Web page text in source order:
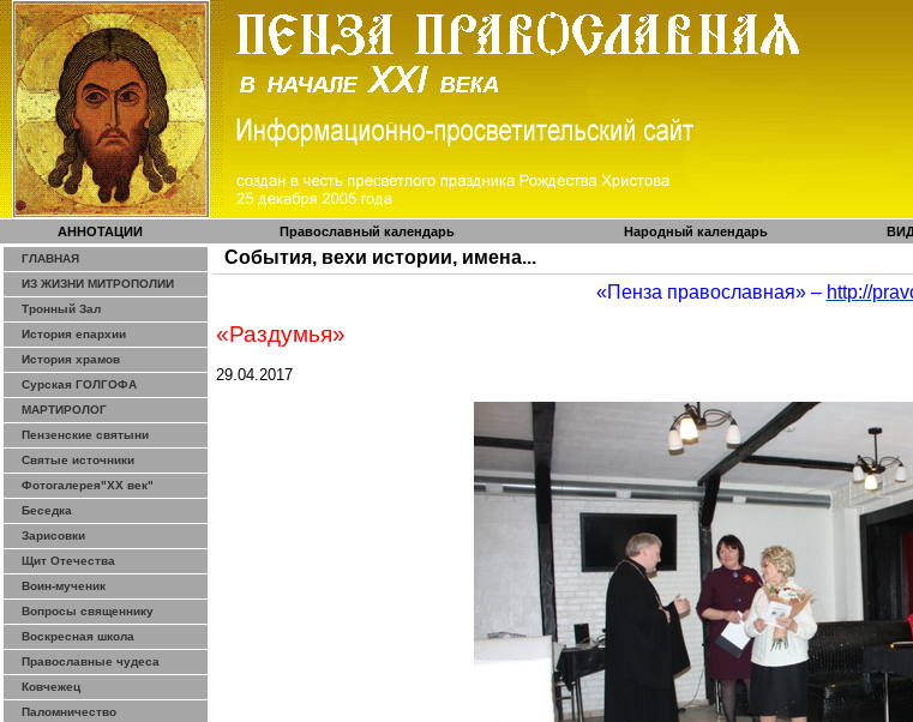
АННОТАЦИИ Православный календарь Народный календарь
ГЛАВНАЯ
ИЗ ЖИЗНИ МИТРОПОЛИИ
Тронный Зал
История епархии
История храмов
Сурская ГОЛГОФА
МАРТИРОЛОГ
Пензенские святыни
Святые источники
Фотогалерея"ХХ век"
Беседка
Зарисовки
Щит Отечества
Воин-мученик
Вопросы священнику
Воскресная школа
Православные чудеса
Ковчежец
Паломничество
События, вехи истории, имена...
«Пенза православная» – http://
«Раздумья»
29.04.2017